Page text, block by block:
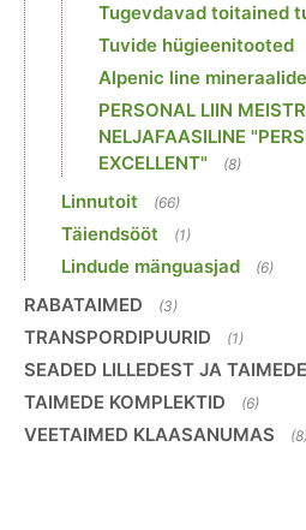
Tugevdavad toitained
Tuvide hügieenitooted
Alpenic line
PERSONAL LIIN
NELJAFAASILINE
EXCELLENT"
(8)
Linnutoit (66)
Täiendsööt (1)
Lindude mänguasjad (6)
RABATAIMED (3)
TRANSPORDIPUURID (1)
SEADED LILLEDEST JA
TAIMEDE KOMPLEKTID (6)
VEETAIMED KLAASANUMAS